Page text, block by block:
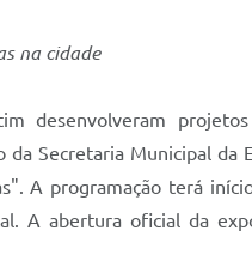
na cidade
projetos
Secretaria Municipal da
A programação terá
A abertura oficial da